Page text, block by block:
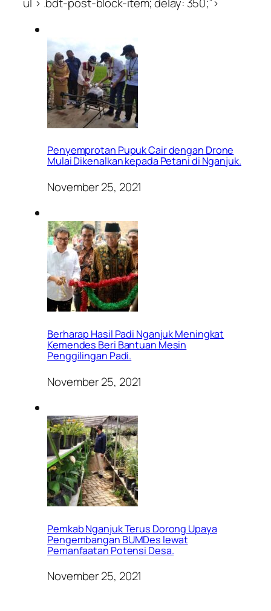
Penyemprotan Pupuk Cair dengan Drone
Mulai Dikenalkan kepada Petani di Nganjuk.
November 25, 2021
Berharap Hasil Padi Nganjuk Meningkat
Kemendes Beri Bantuan Mesin
Penggilingan Padi.
November 25, 2021
Pemkab Nganjuk Terus Dorong Upaya
Pengembangan BUMDes lewat
Pemanfaatan Potensi Desa.
November 25, 2021